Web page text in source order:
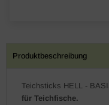
Produktbeschreibung
Teichsticks HELL -
für Teichfische.